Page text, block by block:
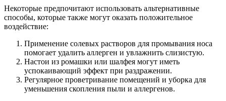
Некоторые предпочитают использовать альтернативные
способы, которые также могут оказать положительное
воздействие:
Применение солевых растворов для промывания носа
помогает удалить аллерген и увлажнить слизистую.
Настои из ромашки или шалфея могут иметь
успокаивающий эффект при раздражении.
Регулярное проветривание помещений и уборка для
уменьшения скопления пыли и аллергенов.